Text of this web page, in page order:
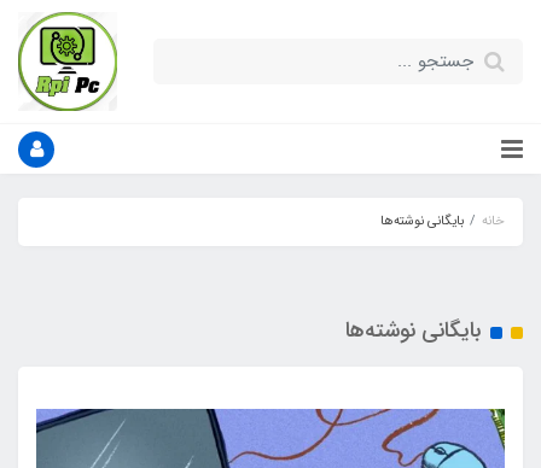
خانه بایگانی نوشته‌ها
بایگانی نوشته‌ها